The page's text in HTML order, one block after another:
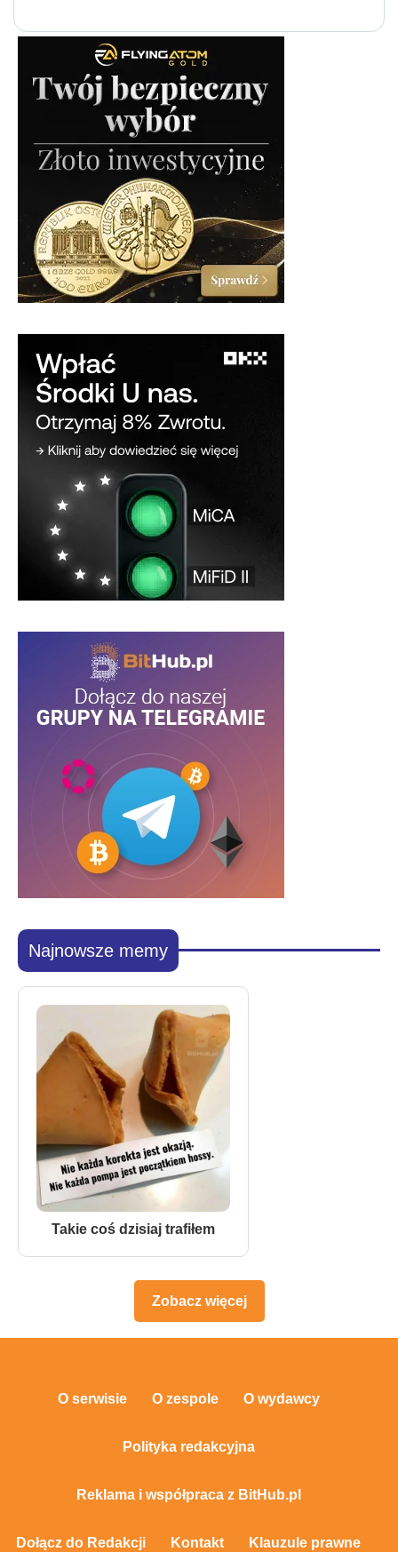
Najnowsze memy
Takie coś dzisiaj trafiłem
Zobacz więcej
O serwisie O zespole O wydawcy
Polityka redakcyjna
Reklama i współpraca z BitHub.pl
Dołącz do Redakcji Kontakt Klauzule prawne